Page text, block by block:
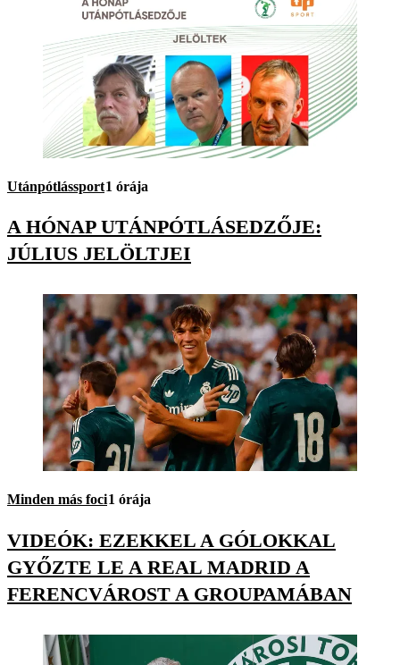
Utánpótlássport1 órája
A HÓNAP UTÁNPÓTLÁSEDZŐJE:
JÚLIUS JELÖLTJEI
Minden más foci1 órája
VIDEÓK: EZEKKEL A GÓLOKKAL
GYŐZTE LE A REAL MADRID A
FERENCVÁROST A GROUPAMÁBAN